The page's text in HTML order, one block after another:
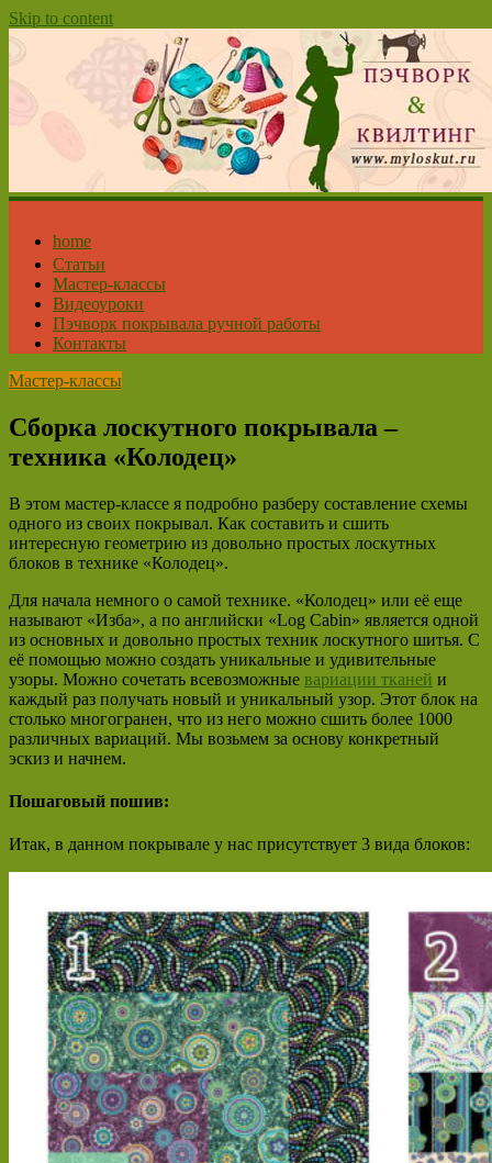
Skip to content
home
Статьи
Мастер-классы
Видеоуроки
Пэчворк покрывала ручной работы
Контакты
Мастер-классы
Сборка лоскутного покрывала –
техника «Колодец»
В этом мастер-классе я подробно разберу составление схемы
одного из своих покрывал. Как составить и сшить
интересную геометрию из довольно простых лоскутных
блоков в технике «Колодец».
Для начала немного о самой технике. «Колодец» или её еще
называют «Изба», а по английски «Log Cabin» является одной
из основных и довольно простых техник лоскутного шитья. С
её помощью можно создать уникальные и удивительные
узоры. Можно сочетать всевозможные вариации тканей и
каждый раз получать новый и уникальный узор. Этот блок на
столько многогранен, что из него можно сшить более 1000
различных вариаций. Мы возьмем за основу конкретный
эскиз и начнем.
Пошаговый пошив:
Итак, в данном покрывале у нас присутствует 3 вида блоков: